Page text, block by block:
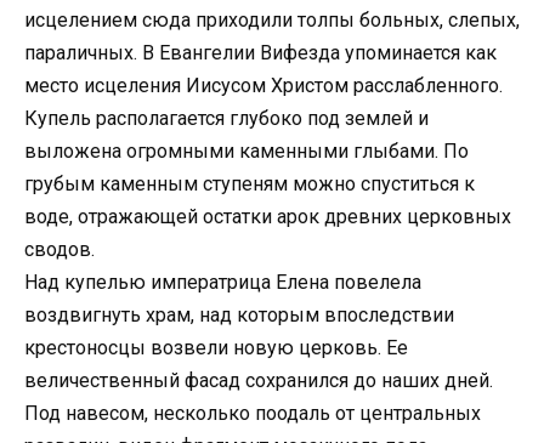
исцелением сюда приходили толпы больных, слепых,
параличных. В Евангелии Вифезда упоминается как
место исцеления Иисусом Христом расслабленного.
Купель располагается глубоко под землей и
выложена огромными каменными глыбами. По
грубым каменным ступеням можно спуститься к
воде, отражающей остатки арок древних церковных
сводов.
Над купелью императрица Елена повелела
воздвигнуть храм, над которым впоследствии
крестоносцы возвели новую церковь. Ее
величественный фасад сохранился до наших дней.
Под навесом, несколько поодаль от центральных